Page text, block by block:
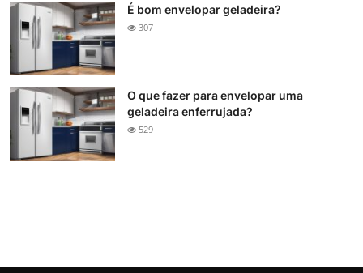
É bom envelopar geladeira?
307
O que fazer para envelopar uma
geladeira enferrujada?
529